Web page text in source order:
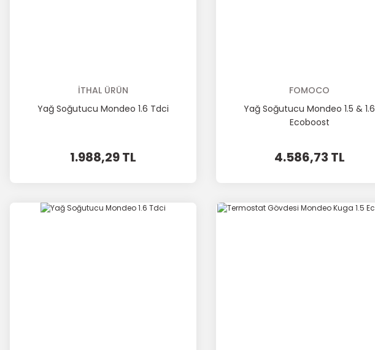
İTHAL ÜRÜN
Yağ Soğutucu Mondeo 1.6 Tdci
1.988,29 TL
FOMOCO
Yağ Soğutucu Mondeo 1.5 & 1.6
Ecoboost
4.586,73 TL